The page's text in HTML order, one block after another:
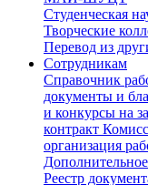
Студенческая
Творческие
Перевод из
Сотрудникам
Cправочник
документы и
и конкурсы на
контракт
организация
Реестр